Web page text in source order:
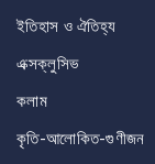
ইতিহাস ও ঐতিহ্য
এক্সক্লুসিভ
কলাম
কৃতি-আলোকিত-গুণীজন